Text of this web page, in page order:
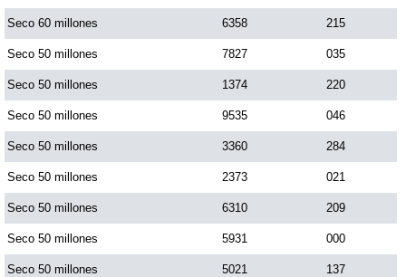
Seco 60 millones 6358 215
Seco 50 millones 7827 035
Seco 50 millones 1374 220
Seco 50 millones 9535 046
Seco 50 millones 3360 284
Seco 50 millones 2373 021
Seco 50 millones 6310 209
Seco 50 millones 5931 000
Seco 50 millones 5021 137